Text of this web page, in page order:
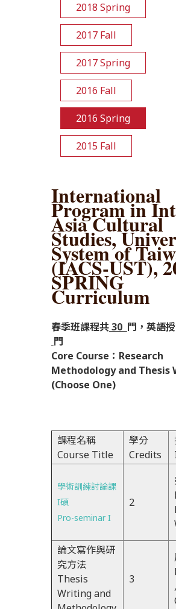
2018 Spring
2017 Fall
2017 Spring
2016 Fall
2016 Spring
2015 Fall
International
Program in
Asia Cultural
Studies,
System of
(IACS-UST),
SPRING
Curriculum
春季班課程共30 門，英語
門
Core Course：Research
Methodology and Thesis
(Choose One)
課程名稱
Course Title
學分
Credits
學術訓練討論課
I碩
Pro-seminar I
2
論文寫作與研
究方法
Thesis
Writing and
3